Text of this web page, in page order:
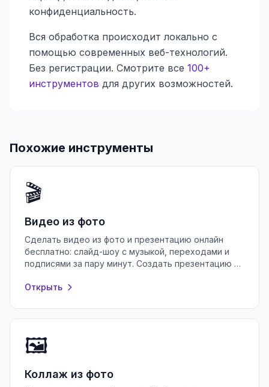
конфиденциальность.
Вся обработка происходит локально с
помощью современных веб-технологий.
Без регистрации. Смотрите все 100+
инструментов для других возможностей.
Похожие инструменты
🎬
Видео из фото
Сделать видео из фото и презентацию онлайн
бесплатно: слайд-шоу с музыкой, переходами и
подписями за пару минут. Создать презентацию в
Открыть
🖼️
Коллаж из фото